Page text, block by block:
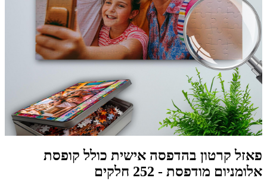
פאזל קרטון בהדפסה אישית כולל קופסת
אלומניום מודפסת - 252 חלקים